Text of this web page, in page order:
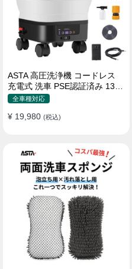
ASTA 高圧洗浄機 コードレス
充電式 洗車 PSE認証済み 13L
バケツ一体型 折りたたみ式 超
転ノズル トリガーガン 蛇口接
属 水道接続不要 多機能コンパ
クト収納
全車種対応
¥ 19,980 (税込)